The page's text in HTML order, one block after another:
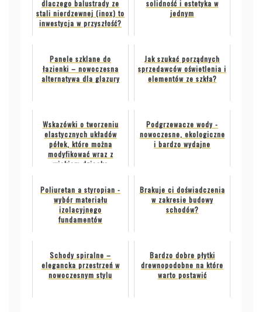
dlaczego balustrady ze
stali nierdzewnej (inox) to
inwestycja w przyszłość?
solidność i estetyka w
jednym
Panele szklane do
łazienki – nowoczesna
alternatywa dla glazury
Jak szukać porządnych
sprzedawców oświetlenia i
elementów ze szkła?
Wskazówki o tworzeniu
elastycznych układów
półek, które można
modyfikować wraz z
wiekiem dziecka
Podgrzewacze wody -
nowoczesne, ekologiczne
i bardzo wydajne
Poliuretan a styropian -
wybór materiału
izolacyjnego
fundamentów
Brakuje ci doświadczenia
w zakresie budowy
schodów?
Schody spiralne –
elegancka przestrzeń w
nowoczesnym stylu
Bardzo dobre płytki
drewnopodobne na które
warto postawić